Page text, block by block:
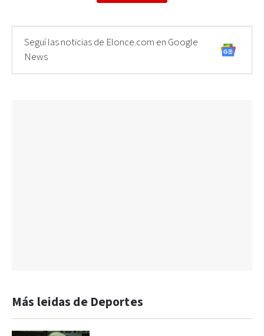
Seguí las noticias de Elonce.com en Google
News
Más leidas de Deportes